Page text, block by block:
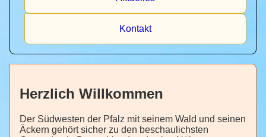
Kontakt
Herzlich Willkommen
Der Südwesten der Pfalz mit seinem Wald und seinen
Äckern gehört sicher zu den beschaulichsten